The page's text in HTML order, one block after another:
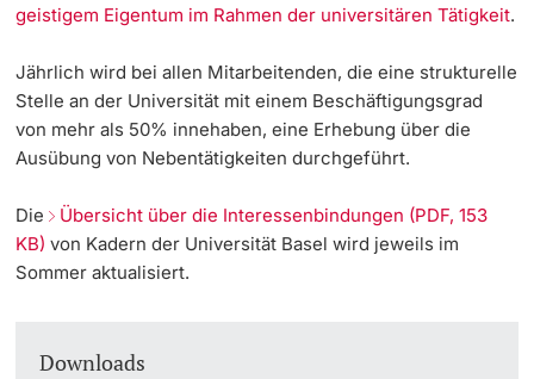
Fördernde & Alumni
Nebentätigkeiten & Interessenbindungen
Jobs & Karriere
Immobilien & Bauprojekte
Rechtserlasse
Fundraising
geistigem Eigentum im Rahmen der universitären Tätigkeit.
Jährlich wird bei allen Mitarbeitenden, die eine strukturelle
Stelle an der Universität mit einem Beschäftigungsgrad
von mehr als 50% innehaben, eine Erhebung über die
Ausübung von Nebentätigkeiten durchgeführt.
Die Übersicht über die Interessenbindungen (PDF, 153
KB) von Kadern der Universität Basel wird jeweils im
Sommer aktualisiert.
Downloads